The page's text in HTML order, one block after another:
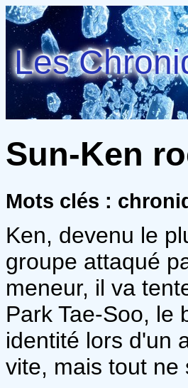
Les
Sun-Ken
Mots clés :
Ken, devenu le
groupe attaqué
meneur, il va
Park Tae-Soo, le
identité lors d'un
vite, mais tout ne